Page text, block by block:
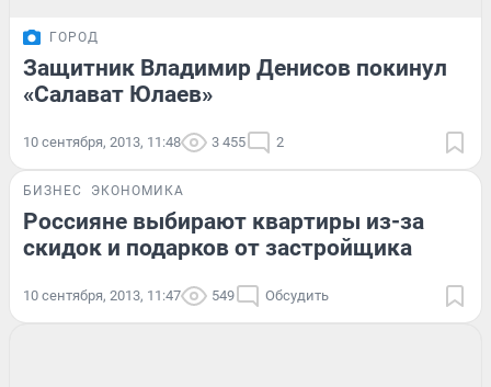
ГОРОД
Защитник Владимир Денисов покинул
«Салават Юлаев»
10 сентября, 2013, 11:48 3 455 2
БИЗНЕС ЭКОНОМИКА
Россияне выбирают квартиры из-за
скидок и подарков от застройщика
10 сентября, 2013, 11:47 549 Обсудить